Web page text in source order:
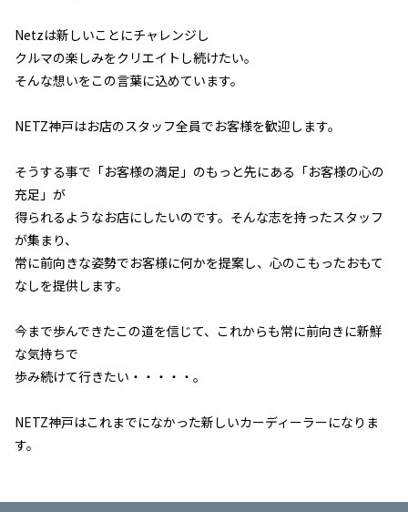
Netzは新しいことにチャレンジし
クルマの楽しみをクリエイトし続けたい。
そんな想いをこの言葉に込めています。
NETZ神戸はお店のスタッフ全員でお客様を歓迎します。
そうする事で「お客様の満足」のもっと先にある「お客様の心の
充足」が
得られるようなお店にしたいのです。そんな志を持ったスタッフ
が集まり、
常に前向きな姿勢でお客様に何かを提案し、心のこもったおもて
なしを提供します。
今まで歩んできたこの道を信じて、これからも常に前向きに新鮮
な気持ちで
歩み続けて行きたい・・・・・。
NETZ神戸はこれまでになかった新しいカーディーラーになりま
す。